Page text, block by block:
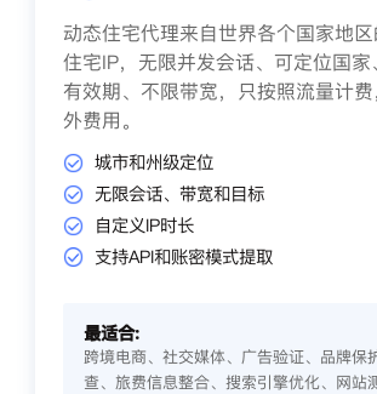
动态住宅代理来自世界各个国家地
住宅IP，无限并发会话、可定位国
有效期、不限带宽，只按照流量计
外费用。
城市和州级定位
无限会话、带宽和目标
自定义IP时长
支持API和账密模式提取
最适合:
跨境电商、社交媒体、广告验证、品牌保
查、旅费信息整合、搜索引擎优化、网站